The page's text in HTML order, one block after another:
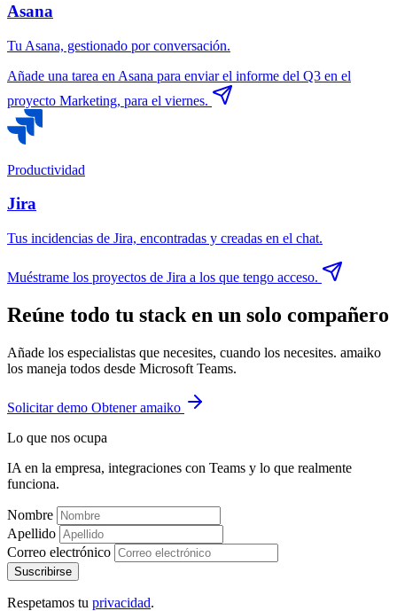
Asana
Tu Asana, gestionado por conversación.
Añade una tarea en Asana para enviar el informe del Q3 en el
proyecto Marketing, para el viernes.
Productividad
Jira
Tus incidencias de Jira, encontradas y creadas en el chat.
Muéstrame los proyectos de Jira a los que tengo acceso.
Reúne todo tu stack en un solo compañero
Añade los especialistas que necesites, cuando los necesites. amaiko
los maneja todos desde Microsoft Teams.
Solicitar demo Obtener amaiko
Lo que nos ocupa
IA en la empresa, integraciones con Teams y lo que realmente
funciona.
Nombre
Apellido
Correo electrónico
Suscribirse
Respetamos tu privacidad.